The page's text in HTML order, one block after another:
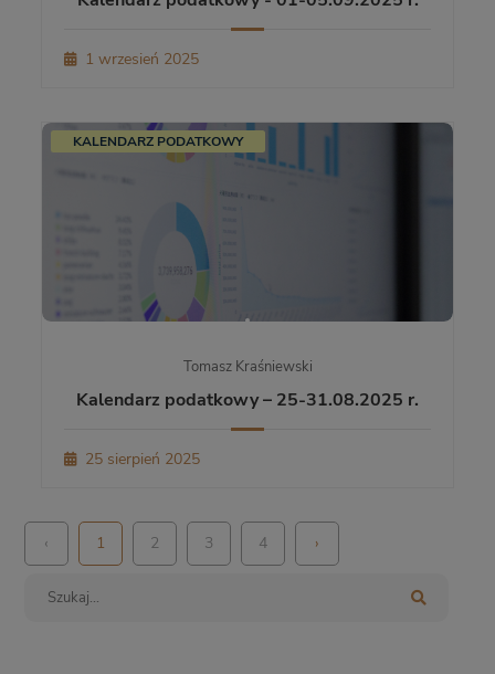
1 wrzesień 2025
KALENDARZ PODATKOWY
Tomasz Kraśniewski
Kalendarz podatkowy – 25-31.08.2025 r.
25 sierpień 2025
‹ 1 2 3 4 ›